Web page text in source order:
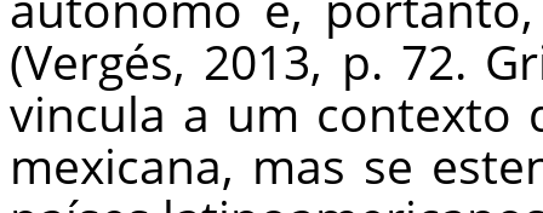
(Vergés, 2013, p. 72.
vincula a um contexto
mexicana, mas se